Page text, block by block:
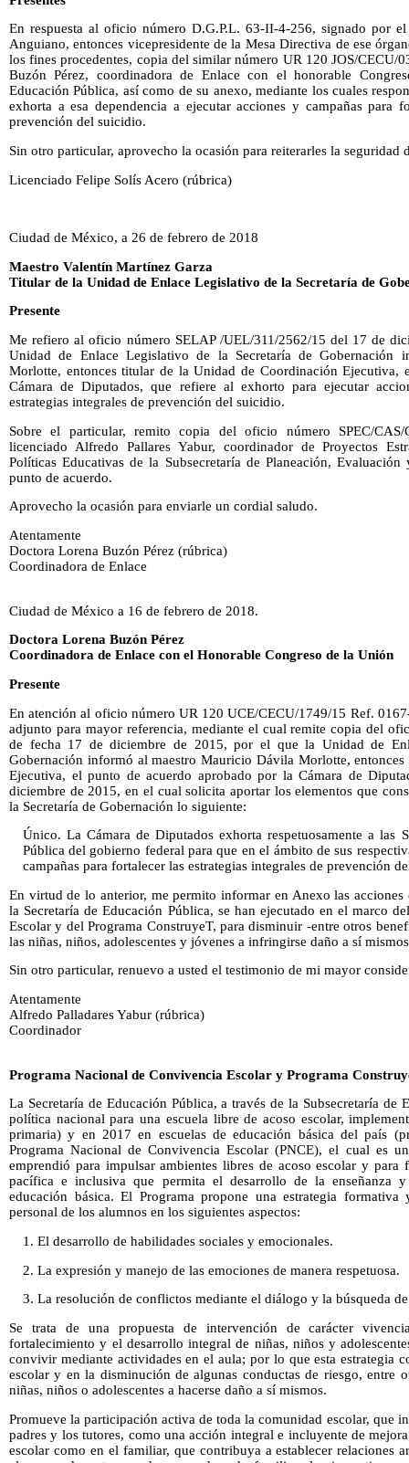
En respuesta al oficio número D.G.P.L. 63-II-4-256, signado por
Anguiano, entonces vicepresidente de la Mesa Directiva de ese
los fines procedentes, copia del similar número UR 120 JOS/CECU/
Buzón Pérez, coordinadora de Enlace con el honorable
Educación Pública, así como de su anexo, mediante los cuales
exhorta a esa dependencia a ejecutar acciones y campañas para
prevención del suicidio.
Sin otro particular, aprovecho la ocasión para reiterarles la
Licenciado Felipe Solís Acero (rúbrica)
Ciudad de México, a 26 de febrero de 2018
Maestro Valentín Martínez Garza
Titular de la Unidad de Enlace Legislativo de la Secretaría de
Presente
Me refiero al oficio número SELAP /UEL/311/2562/15 del 17 de
Unidad de Enlace Legislativo de la Secretaría de Gobernación
Morlotte, entonces titular de la Unidad de Coordinación Ejecutiva,
Cámara de Diputados, que refiere al exhorto para ejecutar
estrategias integrales de prevención del suicidio.
Sobre el particular, remito copia del oficio número SPEC/
licenciado Alfredo Pallares Yabur, coordinador de Proyectos
Políticas Educativas de la Subsecretaría de Planeación,
punto de acuerdo.
Aprovecho la ocasión para enviarle un cordial saludo.
Atentamente
Doctora Lorena Buzón Pérez (rúbrica)
Coordinadora de Enlace
Ciudad de México a 16 de febrero de 2018.
Doctora Lorena Buzón Pérez
Coordinadora de Enlace con el Honorable Congreso de la Unión
Presente
En atención al oficio número UR 120 UCE/CECU/1749/15 Ref.
adjunto para mayor referencia, mediante el cual remite copia del
de fecha 17 de diciembre de 2015, por el que la Unidad de
Gobernación informó al maestro Mauricio Dávila Morlotte,
Ejecutiva, el punto de acuerdo aprobado por la Cámara de
diciembre de 2015, en el cual solicita aportar los elementos que
la Secretaría de Gobernación lo siguiente:
Único. La Cámara de Diputados exhorta respetuosamente a las
Pública del gobierno federal para que en el ámbito de sus
campañas para fortalecer las estrategias integrales de prevención
En virtud de lo anterior, me permito informar en Anexo las
la Secretaría de Educación Pública, se han ejecutado en el marco
Escolar y del Programa ConstruyeT, para disminuir -entre otros
las niñas, niños, adolescentes y jóvenes a infringirse daño a sí
Sin otro particular, renuevo a usted el testimonio de mi mayor
Atentamente
Alfredo Palladares Yabur (rúbrica)
Coordinador
Programa Nacional de Convivencia Escolar y Programa
La Secretaría de Educación Pública, a través de la Subsecretaría de
política nacional para una escuela libre de acoso escolar,
primaria) y en 2017 en escuelas de educación básica del país
Programa Nacional de Convivencia Escolar (PNCE), el cual es
emprendió para impulsar ambientes libres de acoso escolar y para
pacífica e inclusiva que permita el desarrollo de la enseñanza
educación básica. El Programa propone una estrategia
personal de los alumnos en los siguientes aspectos:
1. El desarrollo de habilidades sociales y emocionales.
2. La expresión y manejo de las emociones de manera respetuosa.
3. La resolución de conflictos mediante el diálogo y la búsqueda
Se trata de una propuesta de intervención de carácter
fortalecimiento y el desarrollo integral de niñas, niños y
convivir mediante actividades en el aula; por lo que esta estrategia
escolar y en la disminución de algunas conductas de riesgo, entre
niñas, niños o adolescentes a hacerse daño a sí mismos.
Promueve la participación activa de toda la comunidad escolar, que
padres y los tutores, como una acción integral e incluyente de
escolar como en el familiar, que contribuya a establecer relaciones